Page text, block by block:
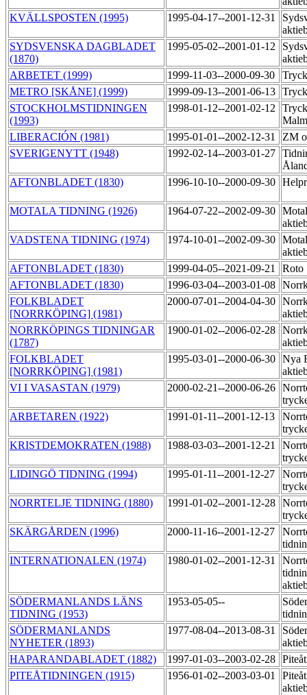
KVÄLLSPOSTEN (1995)
1995-04-17--2001-12-31
SYDSVENSKA DAGBLADET
(1870)
1995-05-02--2001-01-12
ARBETET (1999)
1999-11-03--2000-09-30
METRO [SKÅNE] (1999)
1999-09-13--2001-06-13
STOCKHOLMSTIDNINGEN
(1993)
1998-01-12--2001-02-12
LIBERACIÓN (1981)
1995-01-01--2002-12-31
ZM
SVERIGENYTT (1948)
1992-02-14--2003-01-27
AFTONBLADET (1830)
1996-10-10--2000-09-30
MOTALA TIDNING (1926) 1964-07-22--2002-09-30
VADSTENA TIDNING (1974)
1974-10-01--2002-09-30
AFTONBLADET (1830)
1999-04-05--2021-09-21
Roto
AFTONBLADET (1830)
1996-03-04--2003-01-08
FOLKBLADET
[NORRKÖPING] (1981)
2000-07-01--2004-04-30
NORRKÖPINGS TIDNINGAR
(1787)
1900-01-02--2006-02-28
FOLKBLADET
[NORRKÖPING] (1981)
1995-03-01--2000-06-30 Nya
VI I VASASTAN (1979)
2000-02-21--2000-06-26
ARBETAREN (1922)
1991-01-11--2001-12-13
KRISTDEMOKRATEN (1988)
1988-03-03--2001-12-21
LIDINGÖ TIDNING (1994)
1995-01-11--2001-12-27
NORRTELJE TIDNING (1880)
1991-01-02--2001-12-28
SKÄRGÅRDEN (1996)
2000-11-16--2001-12-27
INTERNATIONALEN (1974)
1980-01-02--2001-12-31
SÖDERMANLANDS LÄNS
TIDNING (1953)
1953-05-05--
SÖDERMANLANDS
NYHETER (1893)
1977-08-04--2013-08-31
HAPARANDABLADET (1882)
1997-01-03--2003-02-28
PITEÅTIDNINGEN (1915)
1956-01-02--2003-03-01